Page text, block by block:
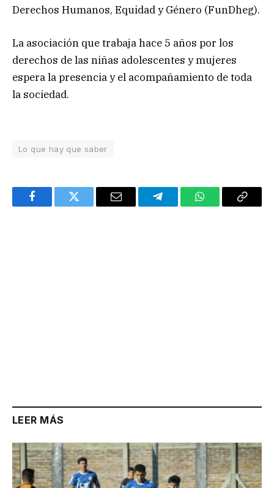
Derechos Humanos, Equidad y Género (FunDheg).
La asociación que trabaja hace 5 años por los
derechos de las niñas adolescentes y mujeres
espera la presencia y el acompañamiento de toda
la sociedad.
Lo que hay que saber
FacebookTwitter Email TelegramWhatsAppCopy
LEER MÁS